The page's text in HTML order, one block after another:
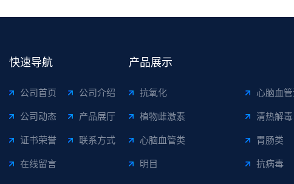
快速导航
公司首页 公司介绍
公司动态 产品展厅
证书荣誉 联系方式
在线留言
产品展示
抗氧化 心脑血
植物雌激素 清热解毒
心脑血管类 胃肠类
明目 抗病毒